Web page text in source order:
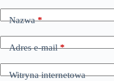
Nazwa*
Adres e-mail*
Witryna internetowa